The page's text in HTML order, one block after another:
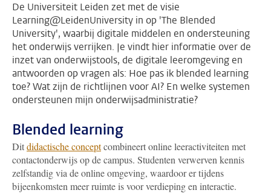
De Universiteit Leiden zet met de visie
Learning@LeidenUniversity in op 'The Blended
University', waarbij digitale middelen en ondersteuning
het onderwijs verrijken. Je vindt hier informatie over de
inzet van onderwijstools, de digitale leeromgeving en
antwoorden op vragen als: Hoe pas ik blended learning
toe? Wat zijn de richtlijnen voor AI? En welke systemen
ondersteunen mijn onderwijsadministratie?
Blended learning
Ditdidactische conceptcombineert online leeractiviteiten met
contactonderwijs op de campus. Studenten verwerven kennis
zelfstandig via de online omgeving, waardoor er tijdens
bijeenkomsten meer ruimte is voor verdieping en interactie.